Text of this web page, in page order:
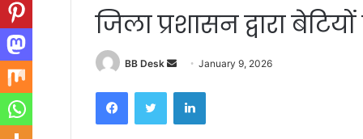
जिला प्रशासन द्वारा
BB Desk
d
January 9, 2026